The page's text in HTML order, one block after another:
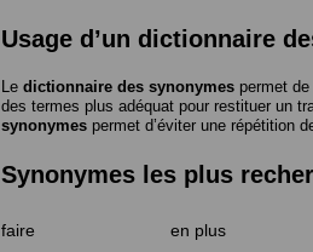
Usage d’un dictionnaire
Le dictionnaire des synonymes permet
des termes plus adéquat pour restituer un
synonymes permet d’éviter une répétition
Synonymes les plus
faire en plus